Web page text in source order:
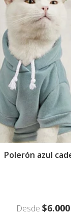
Polerón azul
Desde $6.000